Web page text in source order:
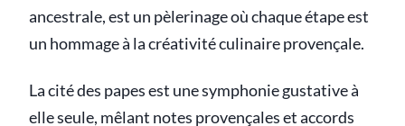
ancestrale, est un pèlerinage où chaque étape est
un hommage à la créativité culinaire provençale.
La cité des papes est une symphonie gustative à
elle seule, mêlant notes provençales et accords